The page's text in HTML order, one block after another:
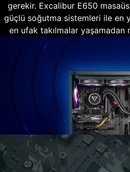
gerekir. Excalibur E650
güçlü soğutma sistemleri ile en
en ufak takılmalar yaşamadan